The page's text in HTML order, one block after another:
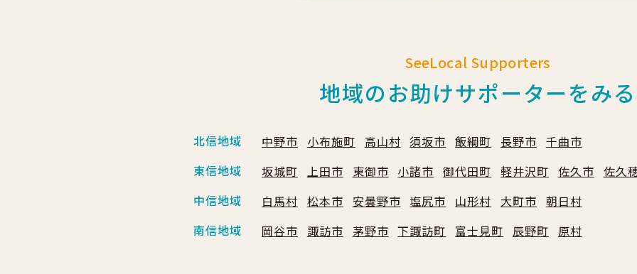
SeeLocal Supporters
地域のお助けサポーターをみる
北信地域 中野市 小布施町 高山村 須坂市 飯綱町 長野市 千曲市
東信地域
坂城町 上田市 東御市 小諸市 御代田町 軽井沢町 佐久市 佐久
中信地域
白馬村 松本市 安曇野市 塩尻市 山形村 大町市 朝日村
南信地域
岡谷市 諏訪市 茅野市 下諏訪町 富士見町 辰野町 原村